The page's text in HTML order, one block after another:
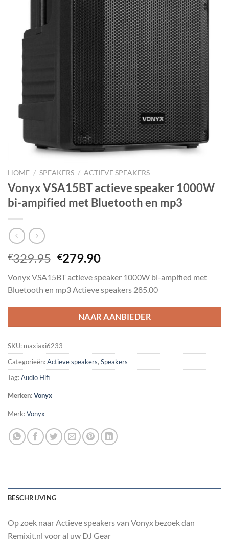
HOME / SPEAKERS / ACTIEVE SPEAKERS
Vonyx VSA15BT actieve speaker 1000W
bi-ampified met Bluetooth en mp3
€329.95 Oorspronkelijke
was:
€329.95.
€279.90Huidige
is:
€279.90.
Vonyx VSA15BT actieve speaker 1000W bi-ampified met
Bluetooth en mp3 Actieve speakers 285.00
NAAR AANBIEDER
SKU: maxiaxi6233
Categorieën:Actieve speakers, Speakers
Tag:Audio Hifi
Merken:Vonyx
Merk:Vonyx
BESCHRIJVING
Op zoek naar Actieve speakers van Vonyx bezoek dan
Remixit.nl voor al uw DJ Gear